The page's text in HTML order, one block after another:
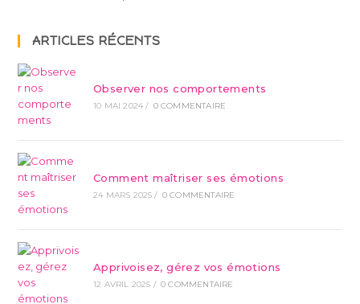
ARTICLES RÉCENTS
Observer nos comportements
10 MAI 2024 / 0 COMMENTAIRE
Comment maîtriser ses émotions
24 MARS 2025 / 0 COMMENTAIRE
Apprivoisez, gérez vos émotions
12 AVRIL 2025 / 0 COMMENTAIRE